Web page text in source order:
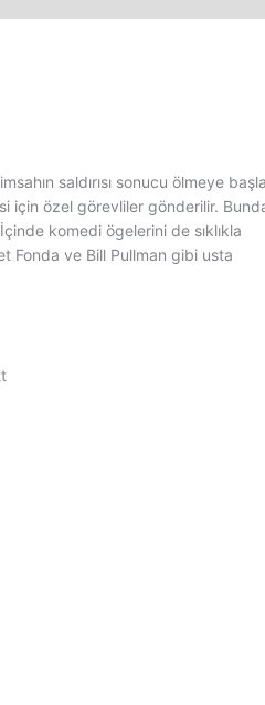
saldırısı sonucu ölmeye
için özel görevliler gönderilir.
komedi ögelerini de sıklıkla
Fonda ve Bill Pullman gibi usta